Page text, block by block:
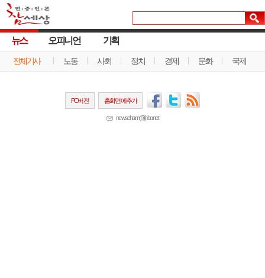
뉴스
전체기사 노동 사회 정치 경제 문화 국제
오피니언 기획
PC버전 홈화면에추가
newscham@jinbo.net